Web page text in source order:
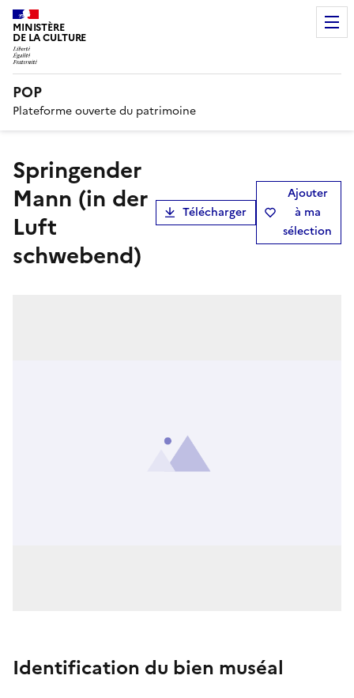
MINISTÈRE
DE LA CULTURE
POP
Plateforme ouverte du patrimoine
Springender
Mann (in der
Luft
schwebend)
Télécharger
Ajouter
à ma
sélection
Identification du bien muséal